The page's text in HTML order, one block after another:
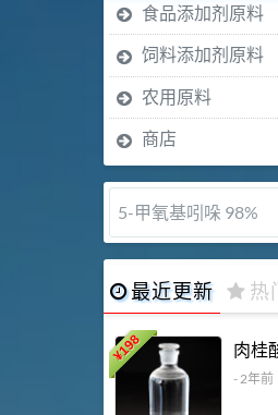
食品添加剂原料
饲料添加剂原料
农用原料
商店
5-甲氧基吲哚 98%
最近更新 热
¥
198 肉桂
- 2年前